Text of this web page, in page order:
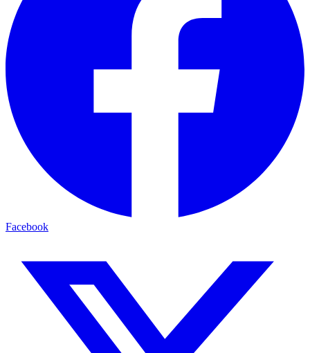
Facebook